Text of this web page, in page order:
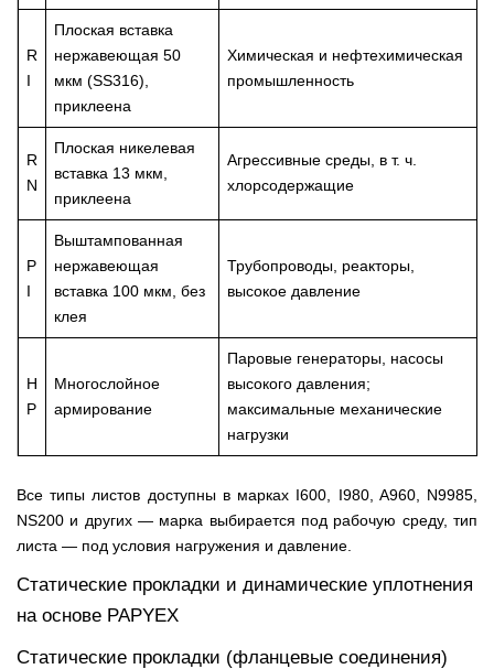
R
I
Плоская вставка
нержавеющая 50
мкм (SS316),
приклеена
Химическая и нефтехимическая
промышленность
R
N
Плоская никелевая
вставка 13 мкм,
приклеена
Агрессивные среды, в т. ч.
хлорсодержащие
P
I
Выштампованная
нержавеющая
вставка 100 мкм, без
клея
Трубопроводы, реакторы,
высокое давление
H
P
Многослойное
армирование
Паровые генераторы, насосы
высокого давления;
максимальные механические
нагрузки
Все типы листов доступны в марках I600, I980, A960, N9985,
NS200 и других — марка выбирается под рабочую среду, тип
листа — под условия нагружения и давление.
Статические прокладки и динамические уплотнения
на основе PAPYEX
Статические прокладки (фланцевые соединения)